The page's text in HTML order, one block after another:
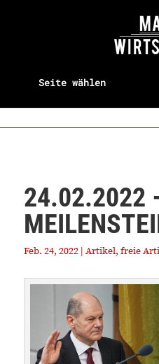
Seite wählen
24.02.2022
Feb. 24, 2022| Artikel, freie